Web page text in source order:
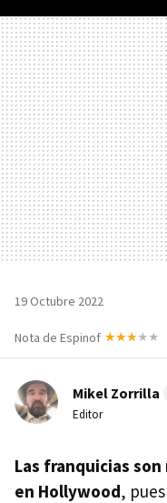
19 Octubre 2022
Nota de Espinof
Mikel Zorrilla
Editor
Las franquicias
en Hollywood,